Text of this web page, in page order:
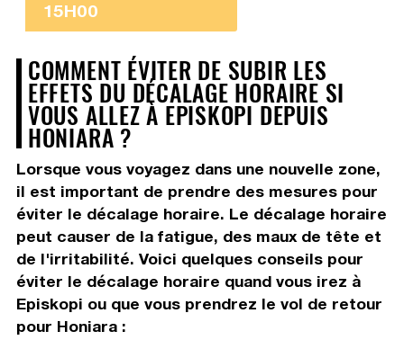
15H00
COMMENT ÉVITER DE SUBIR LES
EFFETS DU DÉCALAGE HORAIRE SI
VOUS ALLEZ À EPISKOPI DEPUIS
HONIARA ?
Lorsque vous voyagez dans une nouvelle zone,
il est important de prendre des mesures pour
éviter le décalage horaire. Le décalage horaire
peut causer de la fatigue, des maux de tête et
de l'irritabilité. Voici quelques conseils pour
éviter le décalage horaire quand vous irez à
Episkopi ou que vous prendrez le vol de retour
pour Honiara :